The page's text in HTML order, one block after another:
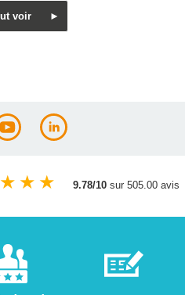
★ ★ ★ 9.78/10 sur 505.00 avis